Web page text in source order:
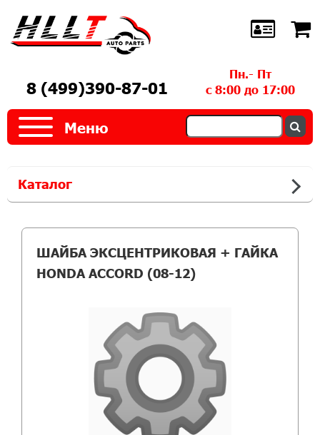
8 (499)390-87-01
Пн.- Пт
с 8:00 до 17:00
Меню
Каталог
ШАЙБА ЭКСЦЕНТРИКОВАЯ + ГАЙКА
HONDA ACCORD (08-12)